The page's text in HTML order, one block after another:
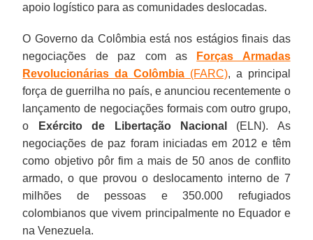
apoio logístico para as comunidades deslocadas.
O Governo da Colômbia está nos estágios finais das
negociações de paz com as
Forças Armadas
Revolucionárias da Colômbia (FARC), a principal
força de guerrilha no país, e anunciou recentemente o
lançamento de negociações formais com outro grupo,
o
Exército de Libertação Nacional
(ELN). As
negociações de paz foram iniciadas em 2012 e têm
como objetivo pôr fim a mais de 50 anos de conflito
armado, o que provou o deslocamento interno de 7
milhões de pessoas e 350.000 refugiados
colombianos que vivem principalmente no Equador e
na Venezuela.